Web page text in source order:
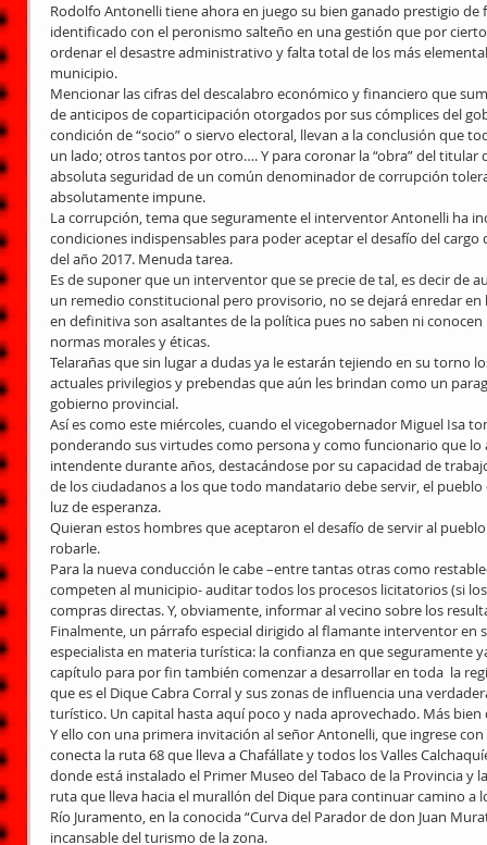
Rodolfo Antonelli tiene ahora en juego su bien ganado prestigio
identificado con el peronismo salteño en una gestión que por
ordenar el desastre administrativo y falta total de los más
municipio.
Mencionar las cifras del descalabro económico y financiero que
de anticipos de coparticipación otorgados por sus cómplices del
condición de “socio” o siervo electoral, llevan a la conclusión que
un lado; otros tantos por otro…. Y para coronar la “obra” del titular
absoluta seguridad de un común denominador de corrupción
absolutamente impune.
La corrupción, tema que seguramente el interventor Antonelli ha
condiciones indispensables para poder aceptar el desafío del
del año 2017. Menuda tarea.
Es de suponer que un interventor que se precie de tal, es decir de
un remedio constitucional pero provisorio, no se dejará enredar
en definitiva son asaltantes de la política pues no saben ni
normas morales y éticas.
Telarañas que sin lugar a dudas ya le estarán tejiendo en su torno
actuales privilegios y prebendas que aún les brindan como un
gobierno provincial.
Así es como este miércoles, cuando el vicegobernador Miguel Isa
ponderando sus virtudes como persona y como funcionario que
intendente durante años, destacándose por su capacidad de
de los ciudadanos a los que todo mandatario debe servir, el
luz de esperanza.
Quieran estos hombres que aceptaron el desafío de servir al
robarle.
Para la nueva conducción le cabe –entre tantas otras como
competen al municipio- auditar todos los procesos licitatorios (si
compras directas. Y, obviamente, informar al vecino sobre los
Finalmente, un párrafo especial dirigido al flamante interventor en
especialista en materia turística: la confianza en que seguramente
capítulo para por fin también comenzar a desarrollar en toda  la
que es el Dique Cabra Corral y sus zonas de influencia una
turístico. Un capital hasta aquí poco y nada aprovechado. Más
Y ello con una primera invitación al señor Antonelli, que ingrese
conecta la ruta 68 que lleva a Chafállate y todos los Valles
donde está instalado el Primer Museo del Tabaco de la Provincia y
ruta que lleva hacia el murallón del Dique para continuar camino a
Río Juramento, en la conocida “Curva del Parador de don Juan
incansable del turismo de la zona.